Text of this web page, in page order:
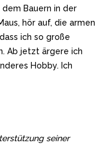
Bauern in der
hör auf, die armen
ich so große
Ab jetzt ärgere ich
Hobby. Ich
seiner